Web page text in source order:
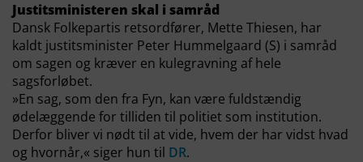
Justitsministeren skal i samråd
Dansk Folkepartis retsordfører, Mette Thiesen, har
kaldt justitsminister Peter Hummelgaard (S) i samråd
om sagen og kræver en kulegravning af hele
sagsforløbet.
»En sag, som den fra Fyn, kan være fuldstændig
ødelæggende for tilliden til politiet som institution.
Derfor bliver vi nødt til at vide, hvem der har vidst hvad
og hvornår,« siger hun til DR.